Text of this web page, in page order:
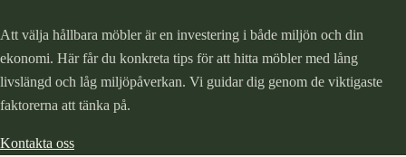
Att välja hållbara möbler är en investering i både miljön och din
ekonomi. Här får du konkreta tips för att hitta möbler med lång
livslängd och låg miljöpåverkan. Vi guidar dig genom de viktigaste
faktorerna att tänka på.
Kontakta oss